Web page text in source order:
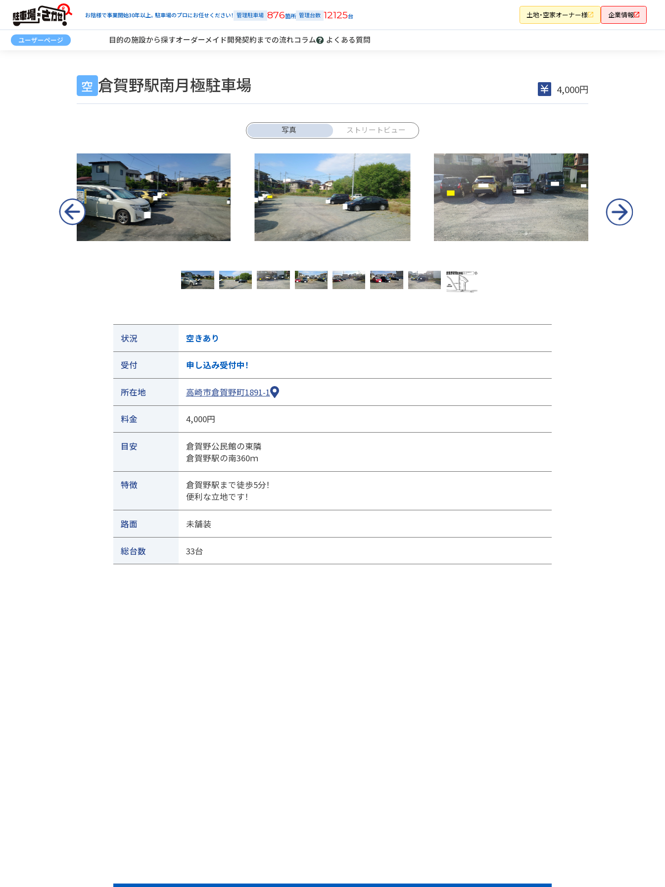
目的の施設から探すオーダーメイド開発契約までの流れコラム よくある質問
お陰様で事業開始30年以上。駐車場のプロにお任せください！ 管理駐車場 876 管理台数 12125 土地・空家オーナー様 企業情報
倉賀野駅南月極駐車場 4,000円
写真 ストリートビュー
状況 空きあり
受付 申し込み受付中！
所在地 高崎市倉賀野町1891-1
料金 4,000円
目安
倉賀野公民館の東隣
倉賀野駅の南360ｍ
特徴
倉賀野駅まで徒歩5分！
便利な立地です！
路面 未舗装
総台数 33台
解約 車庫証明発行 トラブル報告
ご契約中の駐車場ページのボタン